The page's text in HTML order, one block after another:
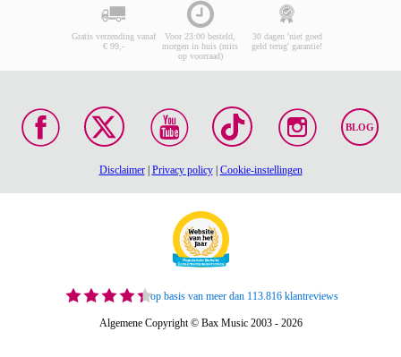
Gratis verzending vanaf
€ 99,-
Voor 23:00 besteld,
morgen in huis (mits
op voorraad)
30 dagen 'niet goed
geld terug' garantie!
BLOG
Disclaimer| Privacy policy| Cookie-instellingen
op basis van meer dan 113.816 klantreviews
Algemene Copyright © Bax Music 2003 - 2026